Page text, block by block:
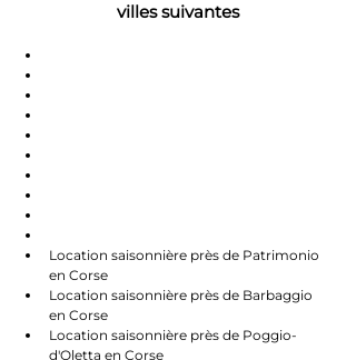
villes suivantes
Location saisonnière près de Patrimonio
en Corse
Location saisonnière près de Barbaggio
en Corse
Location saisonnière près de Poggio-
d'Oletta en Corse